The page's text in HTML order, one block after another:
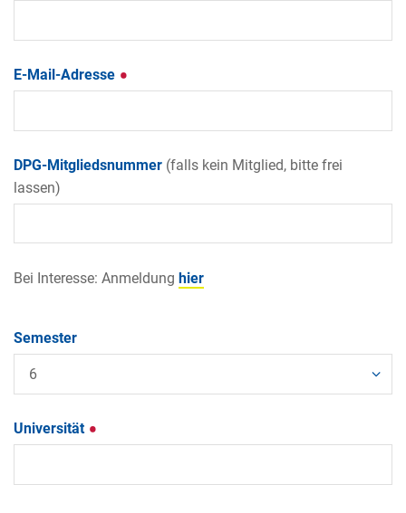
E-Mail-Adresse
DPG-Mitgliedsnummer (falls kein Mitglied, bitte frei
lassen)
Bei Interesse: Anmeldung hier
Semester
Universität